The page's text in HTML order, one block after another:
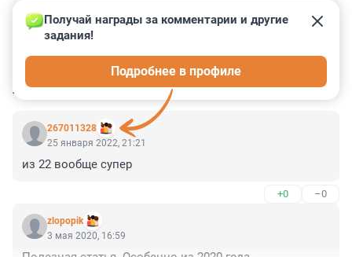
КОММЕНТАРИИ 2
267011328
Получай награды за комментарии и другие
задания!
Подробнее в профиле
25 января 2022, 21:21
из 22 вообще супер
+0 –0
zlopopik
3 мая 2020, 16:59